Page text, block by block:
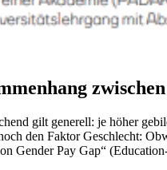
gilt generell: je höher
den Faktor Geschlecht:
Gender Pay Gap“